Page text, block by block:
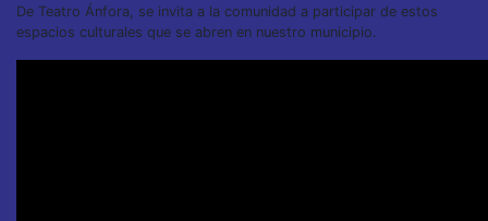
De Teatro Ánfora, se invita a la comunidad a participar de estos
espacios culturales que se abren en nuestro municipio.